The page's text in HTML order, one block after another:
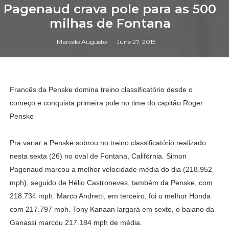
Pagenaud crava pole para as 500
milhas de Fontana
Marcelo Augusto June 27, 2015
Francês da Penske domina treino classificatório desde o
começo e conquista primeira pole no time do capitão Roger
Penske
Pra variar a Penske sobrou no treino classificatório realizado
nesta sexta (26) no oval de Fontana, Califórnia. Simon
Pagenaud marcou a melhor velocidade média do dia (218.952
mph), seguido de Hélio Castroneves, também da Penske, com
218.734 mph. Marco Andretti, em terceiro, foi o melhor Honda
com 217.797 mph. Tony Kanaan largará em sexto, o baiano da
Ganassi marcou 217.184 mph de média.